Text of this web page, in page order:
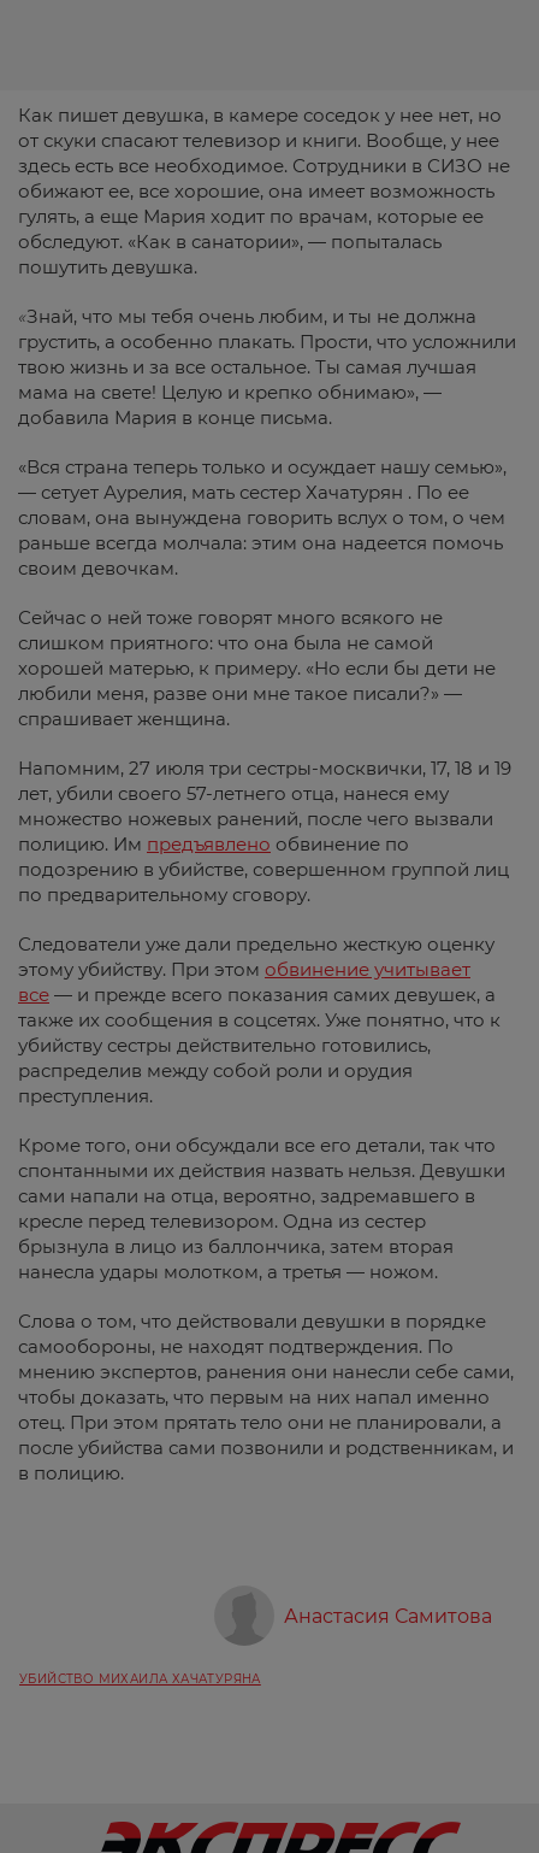
Как пишет девушка, в камере соседок у нее нет, но
от скуки спасают телевизор и книги. Вообще, у нее
здесь есть все необходимое. Сотрудники в СИЗО не
обижают ее, все хорошие, она имеет возможность
гулять, а еще Мария ходит по врачам, которые ее
обследуют. «Как в санатории», — попыталась
пошутить девушка.
«Знай, что мы тебя очень любим, и ты не должна
грустить, а особенно плакать. Прости, что усложнили
твою жизнь и за все остальное. Ты самая лучшая
мама на свете! Целую и крепко обнимаю», —
добавила Мария в конце письма.
«Вся страна теперь только и осуждает нашу семью»,
— сетует Аурелия, мать сестер Хачатурян . По ее
словам, она вынуждена говорить вслух о том, о чем
раньше всегда молчала: этим она надеется помочь
своим девочкам.
Сейчас о ней тоже говорят много всякого не
слишком приятного: что она была не самой
хорошей матерью, к примеру. «Но если бы дети не
любили меня, разве они мне такое писали?» —
спрашивает женщина.
Напомним, 27 июля три сестры-москвички, 17, 18 и 19
лет, убили своего 57-летнего отца, нанеся ему
множество ножевых ранений, после чего вызвали
полицию. Им предъявлено обвинение по
подозрению в убийстве, совершенном группой лиц
по предварительному сговору.
Следователи уже дали предельно жесткую оценку
этому убийству. При этом обвинение учитывает
все — и прежде всего показания самих девушек, а
также их сообщения в соцсетях. Уже понятно, что к
убийству сестры действительно готовились,
распределив между собой роли и орудия
преступления.
Кроме того, они обсуждали все его детали, так что
спонтанными их действия назвать нельзя. Девушки
сами напали на отца, вероятно, задремавшего в
кресле перед телевизором. Одна из сестер
брызнула в лицо из баллончика, затем вторая
нанесла удары молотком, а третья — ножом.
Слова о том, что действовали девушки в порядке
самообороны, не находят подтверждения. По
мнению экспертов, ранения они нанесли себе сами,
чтобы доказать, что первым на них напал именно
отец. При этом прятать тело они не планировали, а
после убийства сами позвонили и родственникам, и
в полицию.
Анастасия Самитова
УБИЙСТВО МИХАИЛА ХАЧАТУРЯНА